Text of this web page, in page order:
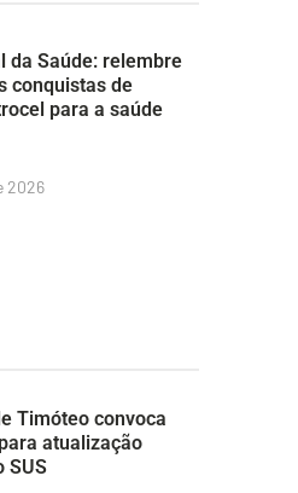
da Saúde: relembre
conquistas de
para a saúde
2026
Timóteo convoca
atualização
SUS